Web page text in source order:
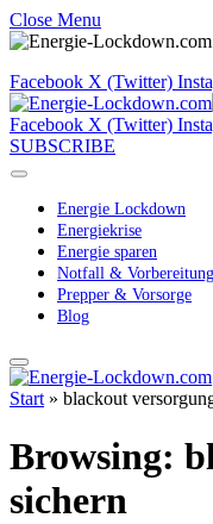
Close Menu
Facebook X (Twitter)
Facebook X (Twitter)
SUBSCRIBE
Energie Lockdown
Energiekrise
Energie sparen
Notfall & Vorbereitung
Prepper & Vorsorge
Blog
Start » blackout
Browsing:
sichern